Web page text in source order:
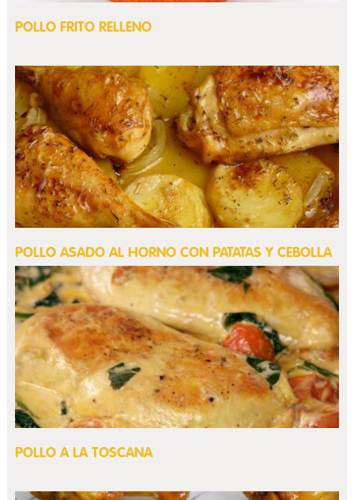
POLLO FRITO RELLENO
POLLO ASADO AL HORNO CON PATATAS Y CEBOLLA
POLLO A LA TOSCANA